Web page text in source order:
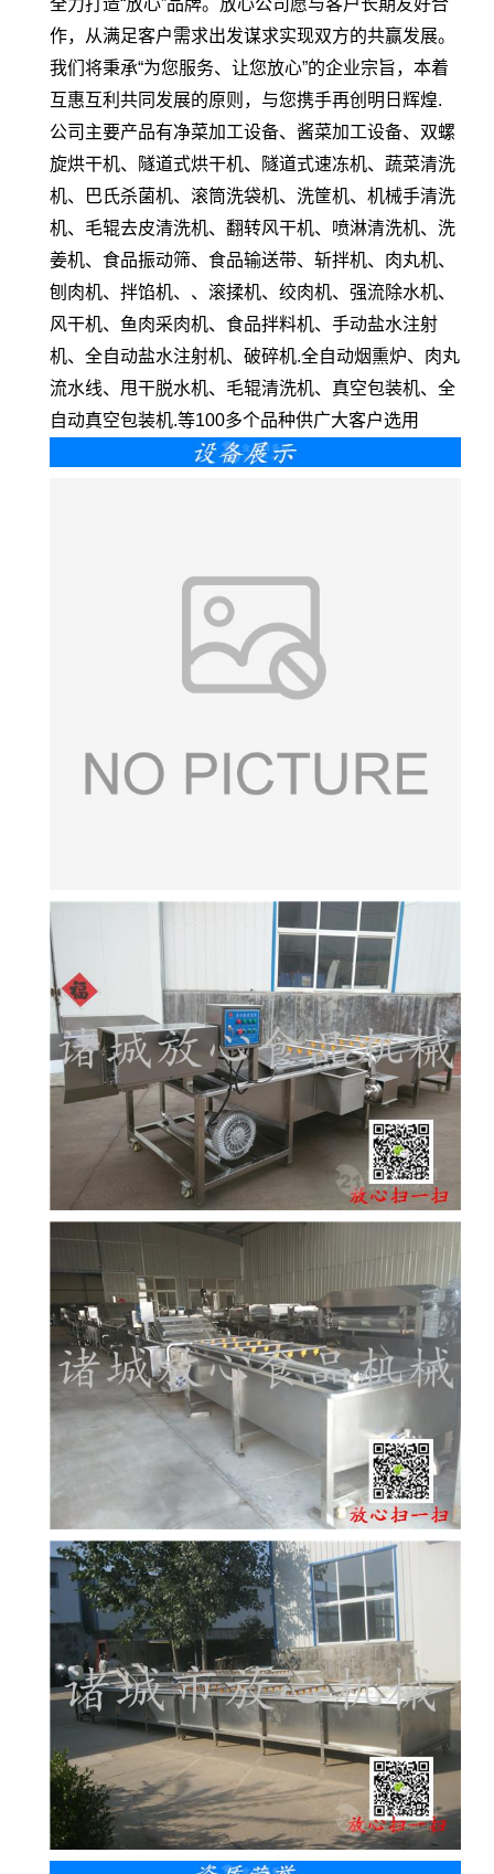
全力打造“放心”品牌。放心公司愿与客户长期友好合
作，从满足客户需求出发谋求实现双方的共赢发展。
我们将秉承“为您服务、让您放心”的企业宗旨，本着
互惠互利共同发展的原则，与您携手再创明日辉煌.
公司主要产品有净菜加工设备、酱菜加工设备、双螺
旋烘干机、隧道式烘干机、隧道式速冻机、蔬菜清洗
机、巴氏杀菌机、滚筒洗袋机、洗筐机、机械手清洗
机、毛辊去皮清洗机、翻转风干机、喷淋清洗机、洗
姜机、食品振动筛、食品输送带、斩拌机、肉丸机、
刨肉机、拌馅机、、滚揉机、绞肉机、强流除水机、
风干机、鱼肉采肉机、食品拌料机、手动盐水注射
机、全自动盐水注射机、破碎机.全自动烟熏炉、肉丸
流水线、甩干脱水机、毛辊清洗机、真空包装机、全
自动真空包装机.等100多个品种供广大客户选用